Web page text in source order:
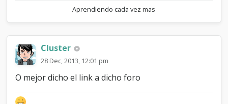
Aprendiendo cada vez mas
Cluster
28 Dec, 2013, 12:01 pm
O mejor dicho el link a dicho foro